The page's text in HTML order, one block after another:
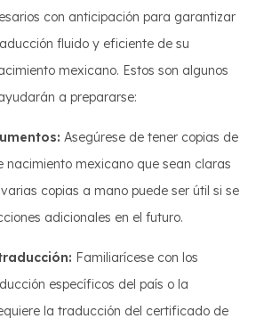
con anticipación para garantizar
fluido y eficiente de su
mexicano. Estos son algunos
a prepararse:
Asegúrese de tener copias de
nacimiento mexicano que sean claras
copias a mano puede ser útil si se
adicionales en el futuro.
Familiarícese con los
específicos del país o la
la traducción del certificado de